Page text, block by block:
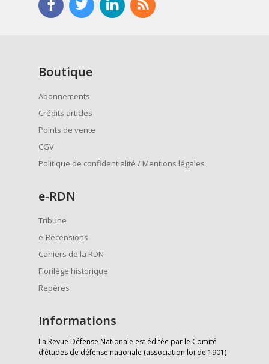
Boutique
Abonnements
Crédits articles
Points de vente
CGV
Politique de confidentialité / Mentions légales
e-RDN
Tribune
e-Recensions
Cahiers de la RDN
Florilège historique
Repères
Informations
La Revue Défense Nationale est éditée par le Comité
d’études de défense nationale (association loi de 1901)